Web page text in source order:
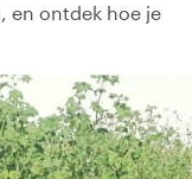
en ontdek hoe je